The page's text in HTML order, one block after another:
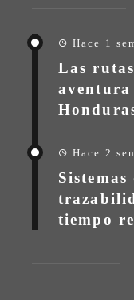
Hace 1
Las
aventura
Hace 2
tiempo